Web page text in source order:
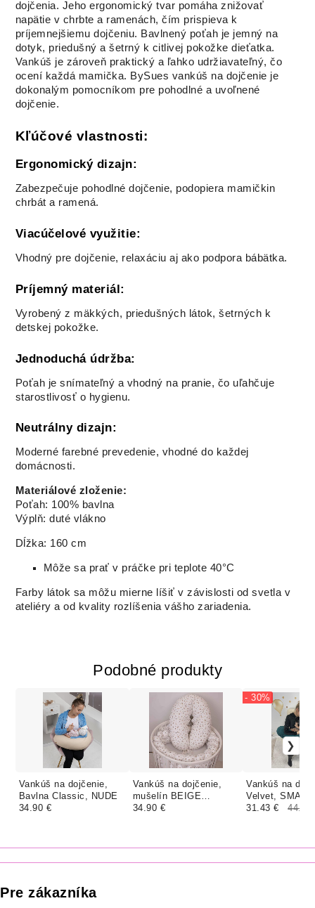
Vankúš na
dojčenie,
Bavlna Classic,
MACKO
Vankúš na
dojčenie, Wafle
ORIEŠKOVÁ
Vankúš na
dojčenie, Wafle
RUŽOVÁ
Vankúš na
dojčenie,
mušelín
SRDIEČKA
SVETLÉ
PIVONKY
mušelín BEIGE
RUŽIČKY
dojčenia. Jeho ergonomický tvar pomáha znižovať
napätie v chrbte a ramenách, čím prispieva k
príjemnejšiemu dojčeniu. Bavlnený poťah je jemný na
dotyk, priedušný a šetrný k citlivej pokožke dieťatka.
Vankúš je zároveň praktický a ľahko udržiavateľný, čo
ocení každá mamička. BySues vankúš na dojčenie je
dokonalým pomocníkom pre pohodlné a uvoľnené
dojčenie.
Kľúčové vlastnosti:
Ergonomický dizajn:
Zabezpečuje pohodlné dojčenie, podopiera mamičkin
chrbát a ramená.
Viacúčelové využitie:
Vhodný pre dojčenie, relaxáciu aj ako podpora bábätka.
Príjemný materiál:
Vyrobený z mäkkých, priedušných látok, šetrných k
detskej pokožke.
Jednoduchá údržba:
Poťah je snímateľný a vhodný na pranie, čo uľahčuje
starostlivosť o hygienu.
Neutrálny dizajn:
Moderné farebné prevedenie, vhodné do každej
domácnosti.
Materiálové zloženie:
Poťah: 100% bavlna
Výplň: duté vlákno
Dĺžka: 160 cm
Môže sa prať v práčke pri teplote 40°C
Farby látok sa môžu mierne líšiť v závislosti od svetla v
ateliéry a od kvality rozlíšenia vášho zariadenia.
Podobné produkty
Vankúš na dojčenie,
Bavlna Classic, NUDE
34.90 €
Vankúš na dojčenie,
mušelín BEIGE
RUŽIČKY
34.90 €
Vankúš na
Velvet,
- 30%
31.43 € 44.90
Pre zákazníka